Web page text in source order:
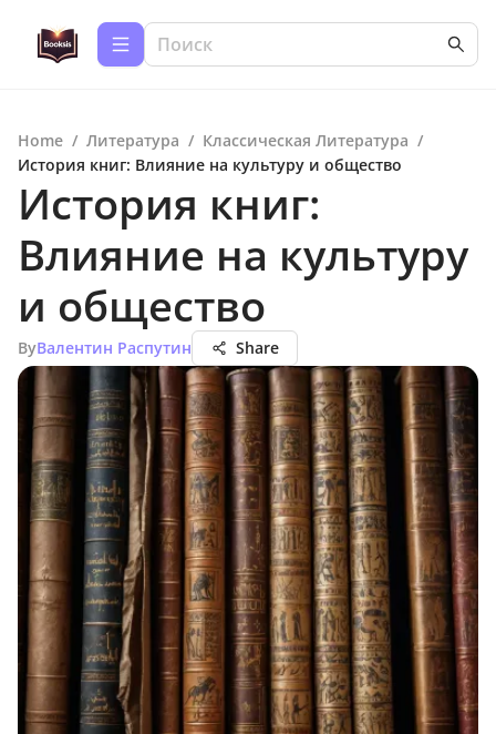
Home / Литература / Классическая Литература /
История книг: Влияние на культуру и общество
История книг:
Влияние на культуру
и общество
ByВалентин Распутин Share